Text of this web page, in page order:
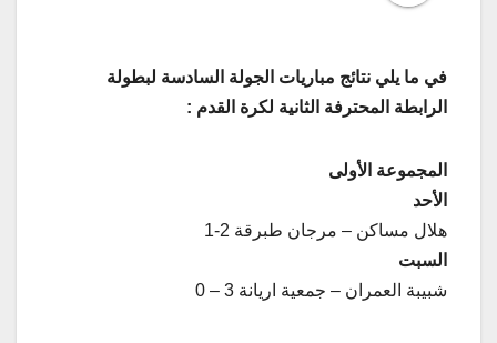
في ما يلي نتائج مباريات الجولة السادسة لبطولة
الرابطة المحترفة الثانية لكرة القدم :
المجموعة الأولى
الأحد
هلال مساكن – مرجان طبرقة 2-1
السبت
شبيبة العمران – جمعية اريانة 3 – 0